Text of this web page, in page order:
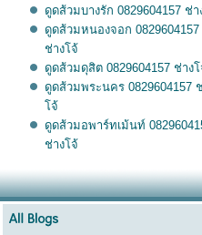
ดูดส้วมบางรัก 0829604157 ช่า
ดูดส้วมหนองจอก 0829604157
ช่างโจ้
ดูดส้วมดุสิต 0829604157 ช่างโ
ดูดส้วมพระนคร 0829604157
จ้
ดูดส้วมอพาร์ทเม้นท์
ช่างโจ้